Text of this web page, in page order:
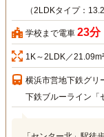
（2LDKタイプ：
学校まで電車 23分
1K～2LDK／
横浜市営地下鉄グリ
下鉄ブルーライン「